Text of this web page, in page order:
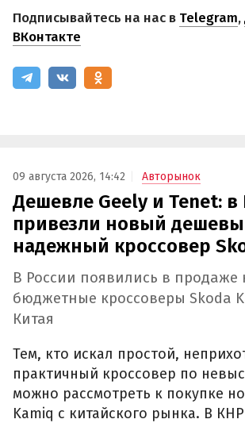
Подписывайтесь на нас в Telegram,
ВКонтакте
09 августа 2026, 14:42 Авторынок
Дешевле Geely и Tenet:
привезли новый
надежный кроссовер
В России появились в продаже
бюджетные кроссоверы Skoda
Китая
Тем, кто искал простой,
практичный кроссовер по
можно рассмотреть к покупке
Kamiq с китайского рынка. В